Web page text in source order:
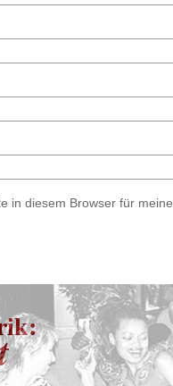
in diesem Browser für